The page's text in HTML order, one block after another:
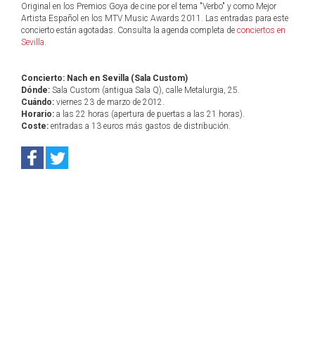
Original en los Premios Goya de cine por el tema "Verbo" y como Mejor
Artista Español en los MTV Music Awards 2011. Las entradas para este
concierto están agotadas. Consulta la agenda completa de conciertos en
Sevilla.
Concierto: Nach en Sevilla (Sala Custom)
Dónde: Sala Custom (antigua Sala Q), calle Metalurgia, 25.
Cuándo: viernes 23 de marzo de 2012.
Horario: a las 22 horas (apertura de puertas a las 21 horas).
Coste: entradas a 13 euros más gastos de distribución.